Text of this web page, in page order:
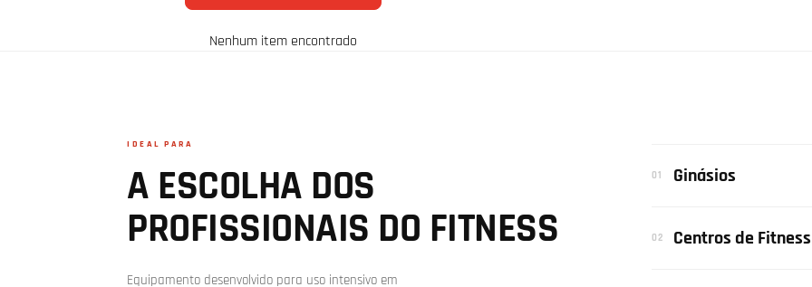
Nenhum item encontrado
IDEAL PARA
A ESCOLHA DOS
PROFISSIONAIS DO FITNESS
Equipamento desenvolvido para uso intensivo em
01 Ginásios
02 Centros de Fitness